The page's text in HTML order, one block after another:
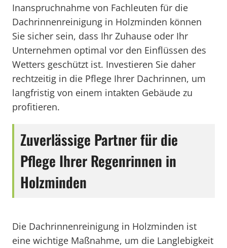
Inanspruchnahme von Fachleuten für die
Dachrinnenreinigung in Holzminden können
Sie sicher sein, dass Ihr Zuhause oder Ihr
Unternehmen optimal vor den Einflüssen des
Wetters geschützt ist. Investieren Sie daher
rechtzeitig in die Pflege Ihrer Dachrinnen, um
langfristig von einem intakten Gebäude zu
profitieren.
Zuverlässige Partner für die
Pflege Ihrer Regenrinnen in
Holzminden
Die Dachrinnenreinigung in Holzminden ist
eine wichtige Maßnahme, um die Langlebigkeit